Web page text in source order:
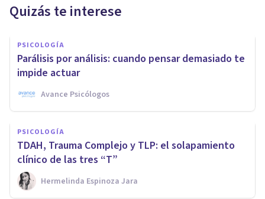
Quizás te interese
PSICOLOGÍA
Parálisis por análisis: cuando pensar demasiado te
impide actuar
Avance Psicólogos
PSICOLOGÍA
TDAH, Trauma Complejo y TLP: el solapamiento
clínico de las tres “T”
Hermelinda Espinoza Jara